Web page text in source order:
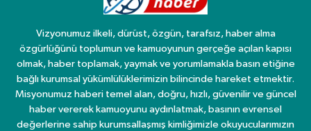
Vizyonumuz ilkeli, dürüst, özgün, tarafsız, haber alma
özgürlüğünü toplumun ve kamuoyunun gerçeğe açılan kapısı
olmak, haber toplamak, yaymak ve yorumlamakla basın etiğine
bağlı kurumsal yükümlülüklerimizin bilincinde hareket etmektir.
Misyonumuz haberi temel alan, doğru, hızlı, güvenilir ve güncel
haber vererek kamuoyunu aydınlatmak, basının evrensel
değerlerine sahip kurumsallaşmış kimliğimizle okuyucularımızın